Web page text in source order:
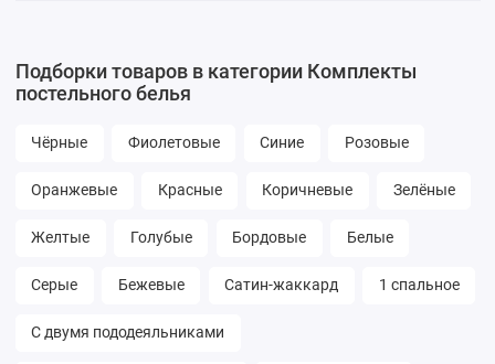
Подборки товаров в категории Комплекты
постельного белья
Чёрные Фиолетовые Синие Розовые
Оранжевые Красные Коричневые Зелёные
Желтые Голубые Бордовые Белые
Серые Бежевые Сатин-жаккард 1 спальное
С двумя пододеяльниками